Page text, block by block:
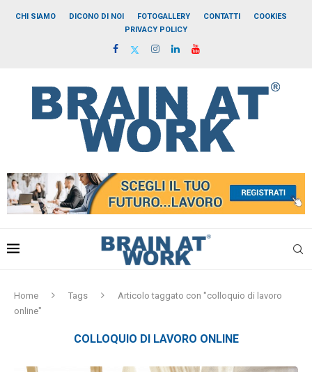
CHI SIAMO DICONO DI NOI FOTOGALLERY CONTATTI
COOKIES
PRIVACY POLICY
Home Tags
Articolo taggato con "colloquio di lavoro
online"
COLLOQUIO DI LAVORO ONLINE